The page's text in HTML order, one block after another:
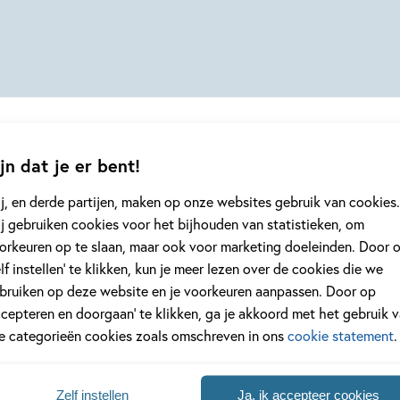
dat je er bent!
en derde partijen, maken op onze websites gebruik van cookies.
gebruiken cookies voor het bijhouden van statistieken, om
op te slaan, maar ook voor marketing doeleinden. Door
instellen’ te klikken, kun je meer lezen over de cookies die we
op deze website en je voorkeuren aanpassen. Door op
en doorgaan’ te klikken, ga je akkoord met het gebruik
categorieën cookies zoals omschreven in onscookie statement
Ja, ik accepteer cookies
Zelf instellen
enkel kinderboek of nieuwtje meer
je in voor onze nieuwsbrief
elke twee weken nieuws, kinderboekentips en inspiratie!
is hetWPG Privacy Statement